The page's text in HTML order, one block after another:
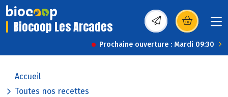
Biocoop Les Arcades (s’ouvre dans une
Prochaine ouverture : Mardi 09:30
Accueil
Toutes nos recettes